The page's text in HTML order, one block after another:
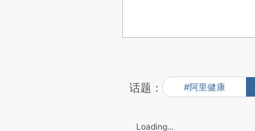
话题： #阿里健康
Loading...